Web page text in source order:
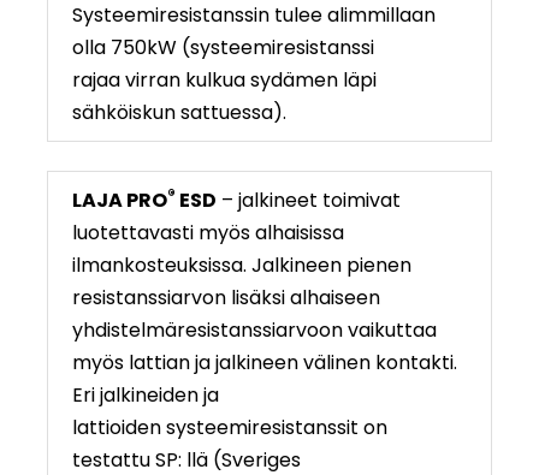
Systeemiresistanssin tulee alimmillaan
olla 750kW (systeemiresistanssi
rajaa virran kulkua sydämen läpi
sähköiskun sattuessa).
LAJA PRO® ESD – jalkineet toimivat
luotettavasti myös alhaisissa
ilmankosteuksissa. Jalkineen pienen
resistanssiarvon lisäksi alhaiseen
yhdistelmäresistanssiarvoon vaikuttaa
myös lattian ja jalkineen välinen kontakti.
Eri jalkineiden ja
lattioiden systeemiresistanssit on
testattu SP: llä (Sveriges